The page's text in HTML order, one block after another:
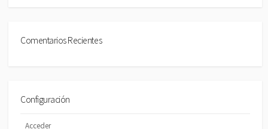
Comentarios Recientes
Configuración
Acceder